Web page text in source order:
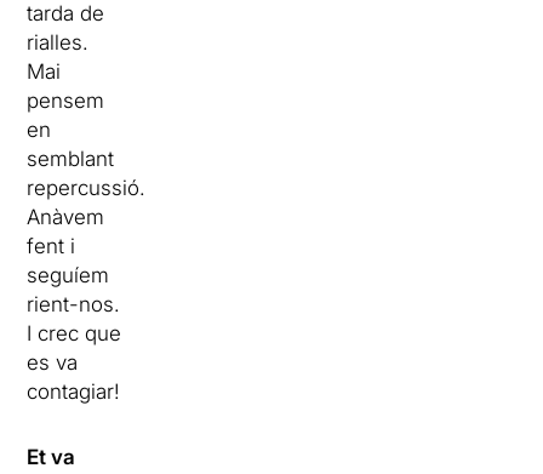
tarda de
rialles.
Mai
pensem
en
semblant
repercussió.
Anàvem
fent i
seguíem
rient-nos.
I crec que
es va
contagiar!
Et va